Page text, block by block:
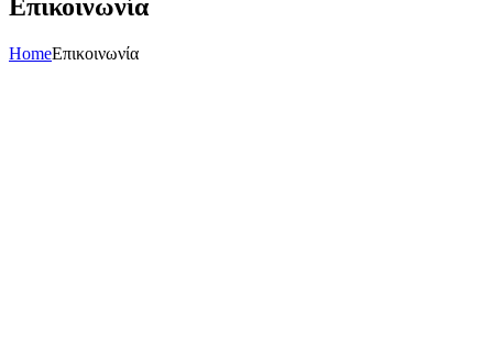
Επικοινωνία
HomeΕπικοινωνία